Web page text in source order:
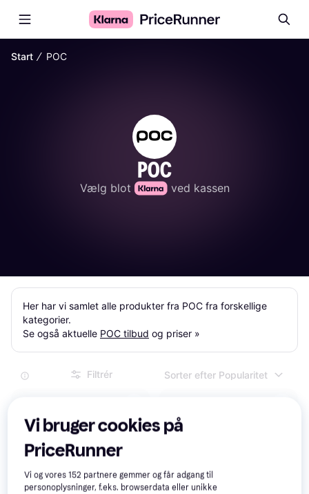
Start ∕ POC
POC
Vælg blot ved kassen
Her har vi samlet alle produkter fra POC fra forskellige
kategorier.
Se også aktuelle POC tilbud og priser »
Filtrér Sorter efter Popularitet
Vi bruger cookies på
PriceRunner
Vi og vores152 partnere gemmer og får adgang til
personoplysninger, f.eks. browserdata eller unikke